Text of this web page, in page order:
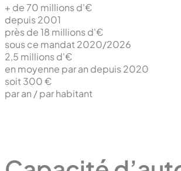
+ de 70 millions d'€
depuis 2001
près de 18 millions d'€
sous ce mandat 2020/2026
2,5 millions d'€
en moyenne par an depuis 2020
soit 300€
par an / par habitant